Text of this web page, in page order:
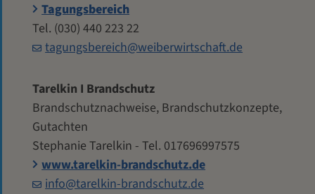
Tagungsbereich
Tel. (030) 440 223 22
tagungsbereich@weiberwirtschaft.de
Tarelkin I Brandschutz
Brandschutznachweise, Brandschutzkonzepte,
Gutachten
Stephanie Tarelkin - Tel. 017696997575
www.tarelkin-brandschutz.de
info@tarelkin-brandschutz.de